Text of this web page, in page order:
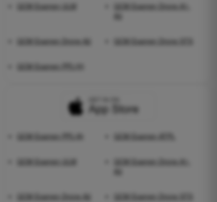
QCM Examen ULM
QCM Examen Drone A1-
QCM Examen Drone A2 QCM Examen Drone STS
QCM Examen PPL(H)
QCM Examen PPL(A) QCM Examen ATPL
QCM Examen ULM
QCM Examen Drone A1-
QCM Examen Drone A2 QCM Examen Drone STS